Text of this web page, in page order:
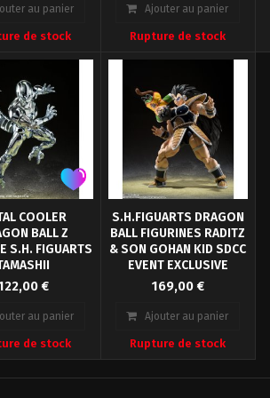
la Figurine de
de Dragon Ball.
au panier
de stock
Vegeta Scooter 2.0
Ajouter au panier
Rupture de stock
COOLER
BALL Z
S.H. FIGUARTS
Nations présente
du S.H. Figuarts
de Metal
en fusionnant
Gete Star dans
Z : Le Retour
€
au panier
de stock
S.H.FIGUARTS DRAGON
BALL FIGURINES RADITZ
& SON GOHAN KID SDCC
EVENT EXCLUSIVE
TAMASHII
Découvrez ce superbe
pack S.H.Figuarts
Exclusive Edition
Gohan (enfant), deux
personnages
emblématiques de Dragon
169,00 €
Ajouter au panier
Rupture de stock